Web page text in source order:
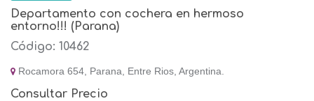
Departamento con cochera en hermoso
entorno!!! (Parana)
Código: 10462
Rocamora 654, Parana, Entre Rios, Argentina.
Consultar Precio